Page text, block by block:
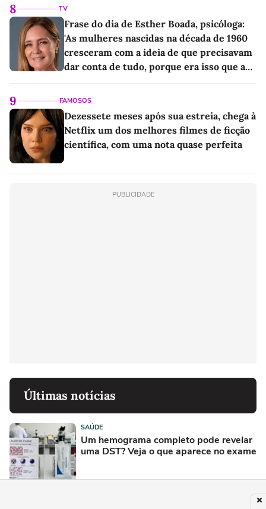
8 TV
Frase do dia de Esther Boada, psicóloga:
'As mulheres nascidas na década de 1960
cresceram com a ideia de que precisavam
dar conta de tudo, porque era isso que a
9 FAMOSOS
Dezessete meses após sua estreia, chega à
Netflix um dos melhores filmes de ficção
científica, com uma nota quase perfeita
PUBLICIDADE
Últimas notícias
SAÚDE
Um hemograma completo pode revelar
uma DST? Veja o que aparece no exame